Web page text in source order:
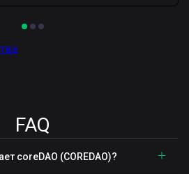
FAQ
coreDAO (COREDAO)?